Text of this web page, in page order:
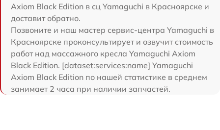
Axiom Black Edition в сц Yamaguchi в Красноярске и
доставит обратно.
Позвоните и наш мастер сервис-центра Yamaguchi в
Красноярске проконсультирует и озвучит стоимость
работ над массажного кресла Yamaguchi Axiom
Black Edition. [dataset:services:name] Yamaguchi
Axiom Black Edition по нашей статистике в среднем
занимает 2 часа при наличии запчастей.